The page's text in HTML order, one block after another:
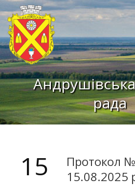
рада
15
Протокол
15.08.2025